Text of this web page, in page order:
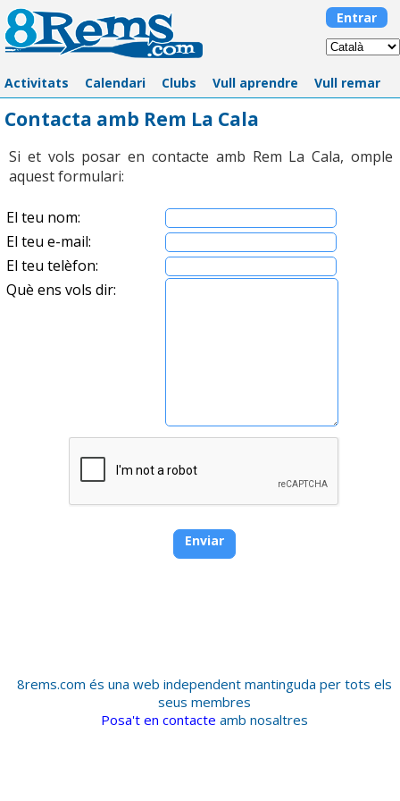
Contacta amb Rem La Cala
Si et vols posar en contacte amb Rem La Cala, omple
aquest formulari:
El teu nom:
El teu e-mail:
El teu telèfon:
Què ens vols dir:
8rems.com és una web independent mantinguda per tots els
seus membres
Posa't en contacte amb nosaltres
Entrar
Activitats Calendari Clubs Vull aprendre Vull remar